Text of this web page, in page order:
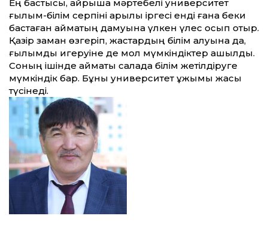
Ең бастысы, айрықша мәртебелі университет
ғылым-білім серпіні арқылы іргесі енді ғана беки
бастаған аймақтың дамуына үлкен үлес қосып отыр.
Қазір заман өзгеріп, жастардың білім алуына да,
ғылымды игеруіне де мол мүмкіндіктер ашылды.
Соның ішінде аймақтық салада білім жетілдіруге
мүмкіндік бар. Бұны университет ұжымы жақсы
түсінеді.